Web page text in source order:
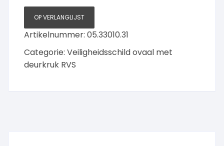
OP VERLANGLIJST
Artikelnummer:05.33010.31
Categorie:Veiligheidsschild ovaal met
deurkruk RVS